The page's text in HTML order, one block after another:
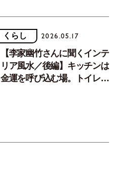
くらし 2026.05.17
【李家幽竹さんに聞くインテ
リア風水／後編】キッチンは
金運を呼び込む場。トイレや